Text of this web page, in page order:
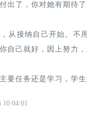
出了，你对她有期待
从接纳自己开始。不
自己就好，因上努力，
要任务还是学习，学
10:04:01